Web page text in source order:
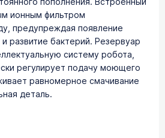
ионным фильтром
предупреждая появление
развитие бактерий. Резервуар
систему робота,
регулирует подачу моющего
равномерное смачивание
деталь.